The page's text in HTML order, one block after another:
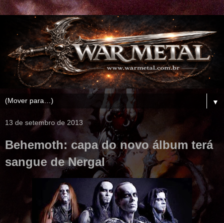
▼
13 de setembro de 2013
Behemoth: capa do novo álbum terá
sangue de Nergal